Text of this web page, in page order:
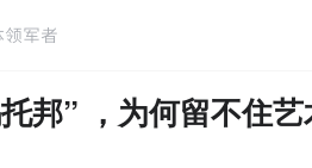
邦” ，为何留不住